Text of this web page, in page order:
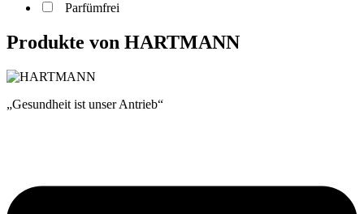
Parfümfrei
Produkte von HARTMANN
Gesundheit ist unser Antrieb